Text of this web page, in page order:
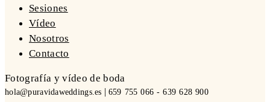
Sesiones
Vídeo
Nosotros
Contacto
Fotografía y vídeo de boda
hola@puravidaweddings.es | 659 755 066 - 639 628 900